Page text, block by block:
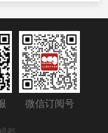
微信订阅号